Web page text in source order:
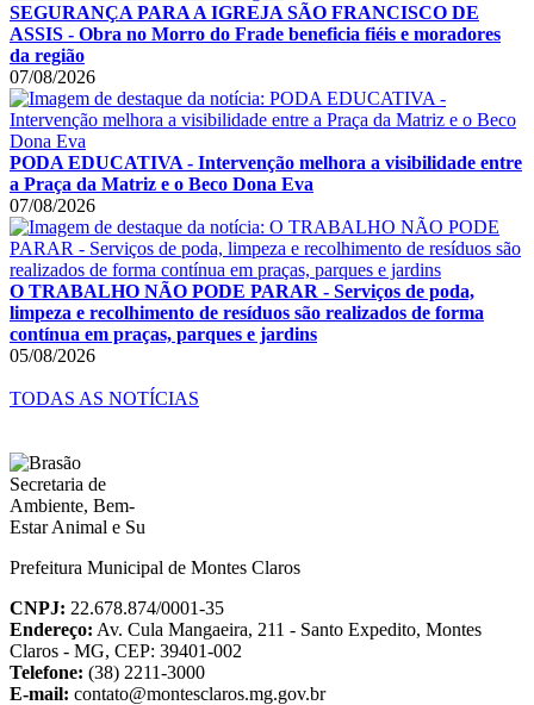
SEGURANÇA PARA A IGREJA SÃO FRANCISCO DE
ASSIS - Obra no Morro do Frade beneficia fiéis e moradores
da região
07/08/2026
PODA EDUCATIVA - Intervenção melhora a visibilidade entre
a Praça da Matriz e o Beco Dona Eva
07/08/2026
O TRABALHO NÃO PODE PARAR - Serviços de poda,
limpeza e recolhimento de resíduos são realizados de forma
contínua em praças, parques e jardins
05/08/2026
TODAS AS NOTÍCIAS
Prefeitura Municipal de Montes Claros
CNPJ: 22.678.874/0001-35
Endereço: Av. Cula Mangaeira, 211 - Santo Expedito, Montes
Claros - MG, CEP: 39401-002
Telefone: (38) 2211-3000
E-mail: contato@montesclaros.mg.gov.br